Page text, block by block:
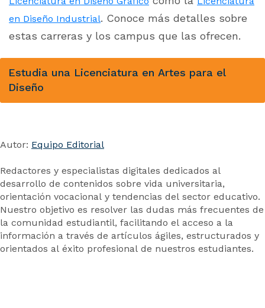
en Diseño Industrial. Conoce más detalles sobre
estas carreras y los campus que las ofrecen.
Estudia una Licenciatura en Artes para el
Diseño
Autor: Equipo Editorial
Redactores y especialistas digitales dedicados al
desarrollo de contenidos sobre vida universitaria,
orientación vocacional y tendencias del sector educativo.
Nuestro objetivo es resolver las dudas más frecuentes de
la comunidad estudiantil, facilitando el acceso a la
información a través de artículos ágiles, estructurados y
orientados al éxito profesional de nuestros estudiantes.